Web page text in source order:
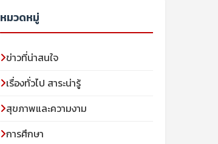
หมวดหมู่
ข่าวที่น่าสนใจ
เรื่องทั่วไป สาระน่ารู้
สุขภาพและความงาม
การศึกษา